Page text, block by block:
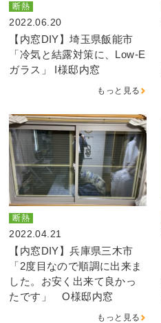
断熱
2022.06.20
【内窓DIY】埼玉県飯能市
「冷気と結露対策に、Low-E
ガラス」 I様邸内窓
もっと見る
断熱
2022.04.21
【内窓DIY】兵庫県三木市
「2度目なので順調に出来ま
した。お安く出来て良かっ
たです」 O様邸内窓
もっと見る